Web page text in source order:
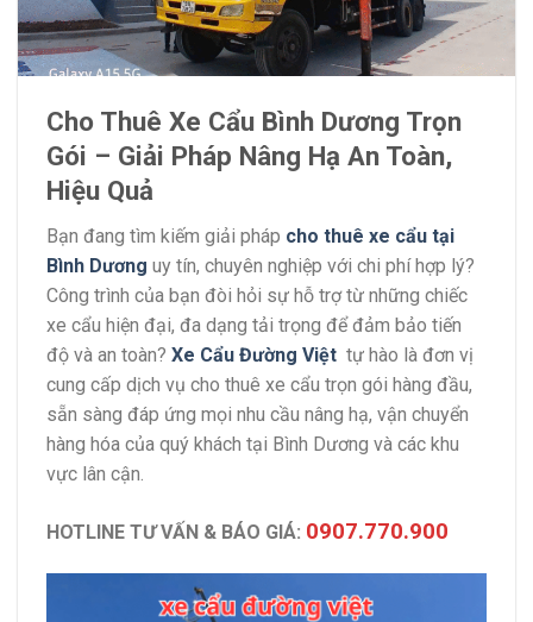
Cho Thuê Xe Cẩu Bình Dương Trọn
Gói – Giải Pháp Nâng Hạ An Toàn,
Hiệu Quả
Bạn đang tìm kiếm giải pháp cho thuê xe cẩu tại
Bình Dương uy tín, chuyên nghiệp với chi phí hợp lý?
Công trình của bạn đòi hỏi sự hỗ trợ từ những chiếc
xe cẩu hiện đại, đa dạng tải trọng để đảm bảo tiến
độ và an toàn? Xe Cẩu Đường Việt tự hào là đơn vị
cung cấp dịch vụ cho thuê xe cẩu trọn gói hàng đầu,
sẵn sàng đáp ứng mọi nhu cầu nâng hạ, vận chuyển
hàng hóa của quý khách tại Bình Dương và các khu
vực lân cận.
HOTLINE TƯ VẤN & BÁO GIÁ: 0907.770.900